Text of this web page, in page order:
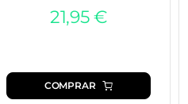
21,95€
COMPRAR